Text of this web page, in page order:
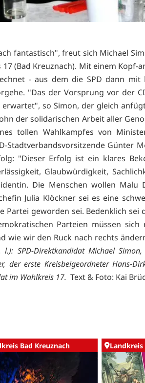
fantastisch", freut sich Michael
(Bad Kreuznach). Mit einem Kopf-
- aus dem die SPD dann mit
"Das der Vorsprung vor der
so Simon, der gleich
der solidarischen Arbeit aller
tollen Wahlkampfes von
Stadtverbandsvorsitzende Günter
"Dieser Erfolg ist ein klares
Glaubwürdigkeit,
Die Menschen wollen Malu
Julia Klöckner sei es eine
Partei geworden sei. Bedenklich sei
Parteien müssen
wie wir den Ruck nach rechts
SPD-Direktkandidat Michael Simon,
der erste Kreisbeigeordneter Hans-
im Wahlkreis 17. Text & Foto: Kai
Bad Kreuznach Landkreis